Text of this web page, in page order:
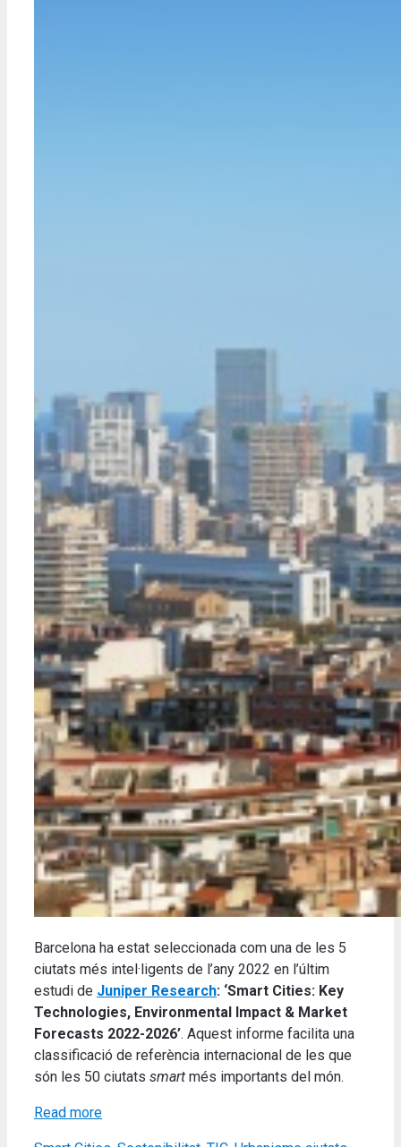
Barcelona ha estat seleccionada com una de les 5
ciutats més intel·ligents de l’any 2022 en l’últim
estudi de Juniper Research: ‘Smart Cities: Key
Technologies, Environmental Impact & Market
Forecasts 2022-2026’. Aquest informe facilita una
classificació de referència internacional de les que
són les 50 ciutats smart més importants del món.
Read more